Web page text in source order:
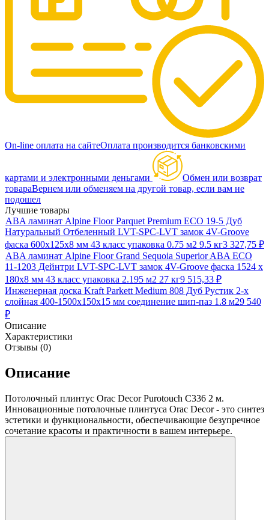
On-line оплата на сайтеОплата производится банковскими
картами и электронными деньгами
Обмен или возврат
товараВернем или обменяем на другой товар, если вам не
подошел
Лучшие товары
ABA ламинат Alpine Floor Parquet Premium ECO 19-5 Дуб
Натуральный Отбеленный LVT-SPC-LVT замок 4V-Groove
фаска 600х125х8 мм 43 класс упаковка 0.75 м2 9.5 кг3 327,75 ₽
ABA ламинат Alpine Floor Grand Sequoia Superior ABA ECO
11-1203 Дейнтри LVT-SPC-LVT замок 4V-Groove фаска 1524 х
180х8 мм 43 класс упаковка 2.195 м2 27 кг9 515,33 ₽
Инженерная доска Kraft Parkett Medium 808 Дуб Рустик 2-х
слойная 400-1500х150х15 мм соединение шип-паз 1.8 м29 540
₽
Описание
Характеристики
Отзывы (0)
Описание
Потолочный плинтус Orac Decor Purotouch C336 2 м.
Инновационные потолочные плинтуса Orac Decor - это синтез
эстетики и функциональности, обеспечивающие безупречное
сочетание красоты и практичности в вашем интерьере.